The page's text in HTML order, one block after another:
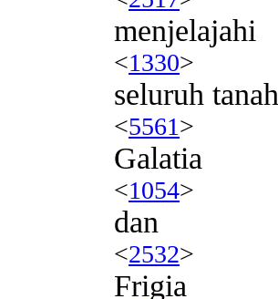
menjelajahi
<1330>
seluruh tanah
<5561>
Galatia
<1054>
dan
<2532>
Frigia